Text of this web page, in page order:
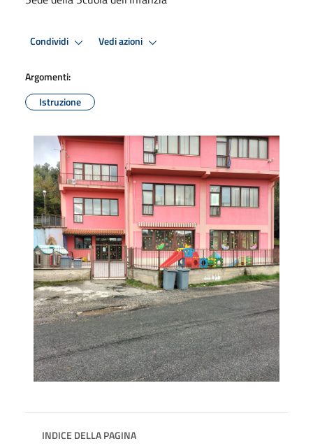
Condividi Vedi azioni
Argomenti:
Istruzione
INDICE DELLA PAGINA